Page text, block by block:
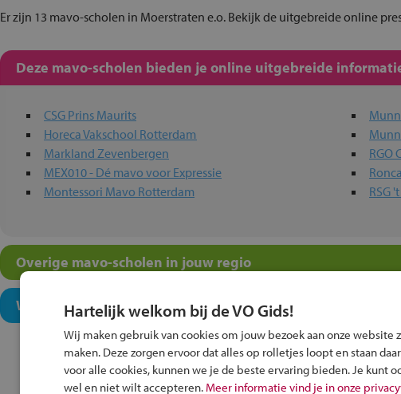
Er zijn 13 mavo-scholen in Moerstraten e.o. Bekijk de uitgebreide online
Deze mavo-scholen bieden je online uitgebreide
CSG Prins Maurits
Horeca Vakschool Rotterdam
Markland Zevenbergen
MEX010 - Dé mavo voor Expressie
Montessori Mavo Rotterdam
RGO
RSG
Overige mavo-scholen in jouw regio
Welk onderwijsconcept past bij jou?
Hartelijk welkom bij de VO Gids!
Wij maken gebruik van cookies om jouw bezoek aan onze website
maken. Deze zorgen ervoor dat alles op rolletjes loopt en staan
voor alle cookies, kunnen we je de beste ervaring bieden. Je kunt
wel en niet wilt accepteren. Meer informatie vind je in onze